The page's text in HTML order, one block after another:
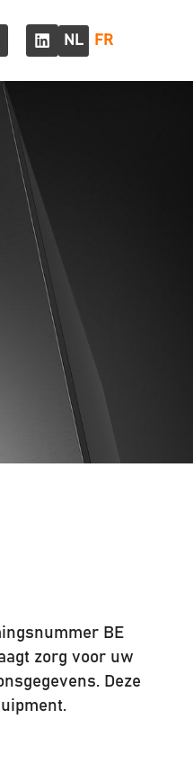
NL FR
BE
zorg voor uw
Deze